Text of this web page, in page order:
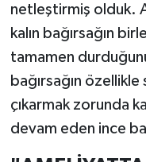
netleştirmiş olduk.
kalın bağırsağın
tamamen
bağırsağın özellikle
çıkarmak zorunda
devam eden ince